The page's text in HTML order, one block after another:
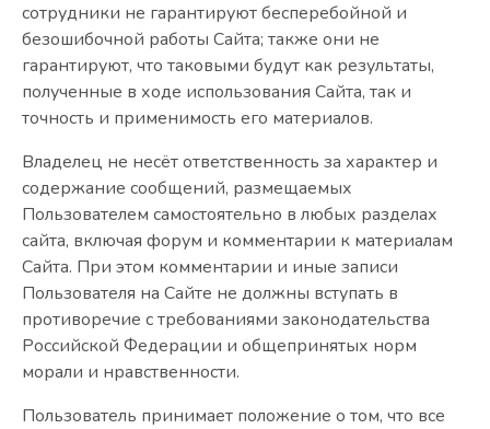
сотрудники не гарантируют бесперебойной и
безошибочной работы Сайта; также они не
гарантируют, что таковыми будут как результаты,
полученные в ходе использования Сайта, так и
точность и применимость его материалов.
Владелец не несёт ответственность за характер и
содержание сообщений, размещаемых
Пользователем самостоятельно в любых разделах
сайта, включая форум и комментарии к материалам
Сайта. При этом комментарии и иные записи
Пользователя на Сайте не должны вступать в
противоречие с требованиями законодательства
Российской Федерации и общепринятых норм
морали и нравственности.
Пользователь принимает положение о том, что все